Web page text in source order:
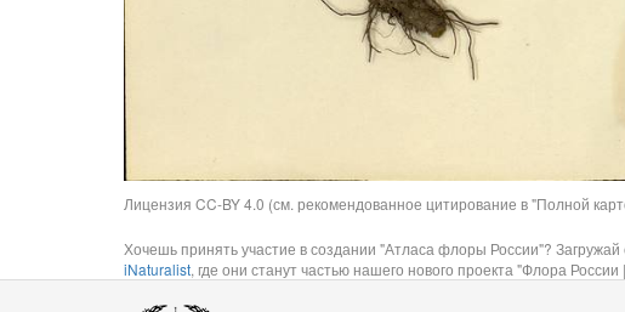
Лицензия CC-BY 4.0 (см. рекомендованное цитирование в "Полной
Хочешь принять участие в создании "Атласа флоры России"?
iNaturalist, где они станут частью нашего нового проекта "Флора